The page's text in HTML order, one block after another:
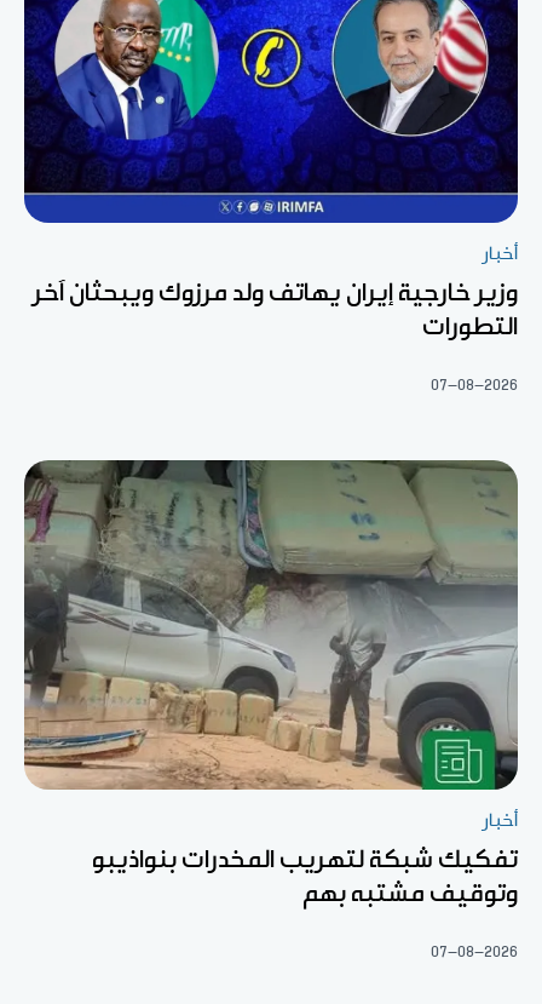
أخبار
وزير خارجية إيران يهاتف ولد مرزوك ويبحثان آخر
التطورات
07-08-2026
أخبار
تفكيك شبكة لتهريب المخدرات بنواذيبو
وتوقيف مشتبه بهم
07-08-2026